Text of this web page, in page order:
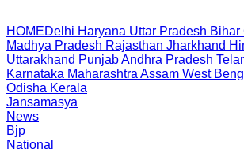
HOMEDelhi Haryana Uttar Pradesh Bihar
Madhya Pradesh Rajasthan Jharkhand
Uttarakhand PunjabAndhra Pradesh
Karnataka Maharashtra Assam West
Odisha Kerala
Jansamasya
News
Bjp
National